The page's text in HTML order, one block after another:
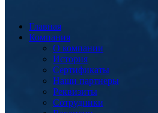
Главная
Компания
О компании
История
Сертификаты
Наши партнеры
Реквизиты
Сотрудники